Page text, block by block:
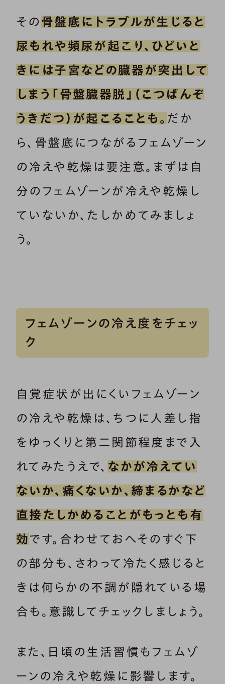
その 骨盤底にトラブルが生じると
尿もれや頻尿が起こり、ひどいと
きには子宮などの臓器が突出して
しまう「骨盤臓器脱」（こつばんぞ
うきだつ）が起こることも。 だか
ら、骨盤底につながるフェムゾーン
の冷えや乾燥は要注意。まずは自
分のフェムゾーンが冷えや乾燥し
ていないか、たしかめてみましょ
う。
フェムゾーンの冷え度をチェッ
ク
自覚症状が出にくいフェムゾーン
の冷えや乾燥は、ちつに人差し指
をゆっくりと第二関節程度まで入
れてみたうえで、 なかが冷えてい
ないか、痛くないか、締まるかなど
直接たしかめることがもっとも有
効 です。合わせておへそのすぐ下
の部分も、さわって冷たく感じると
きは何らかの不調が隠れている場
合も。意識してチェックしましょう。
また、日頃の生活習慣もフェムゾ
ーンの冷えや乾燥に影響します。